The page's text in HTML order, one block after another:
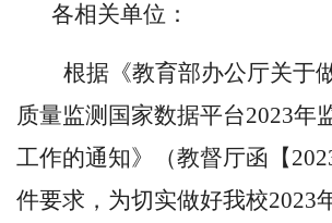
各相关单位：
根据 《教育部办公厅关于
质量监测国家数据平台2023年
工作的通知》（教督厅函 【
件要求，为切实做好我校2023